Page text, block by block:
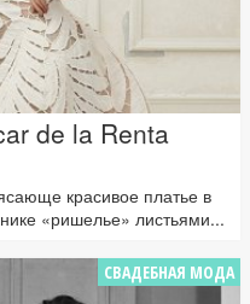
de la Renta
красивое платье в
«ришелье» листьями...
СВАДЕБНАЯ МОДА